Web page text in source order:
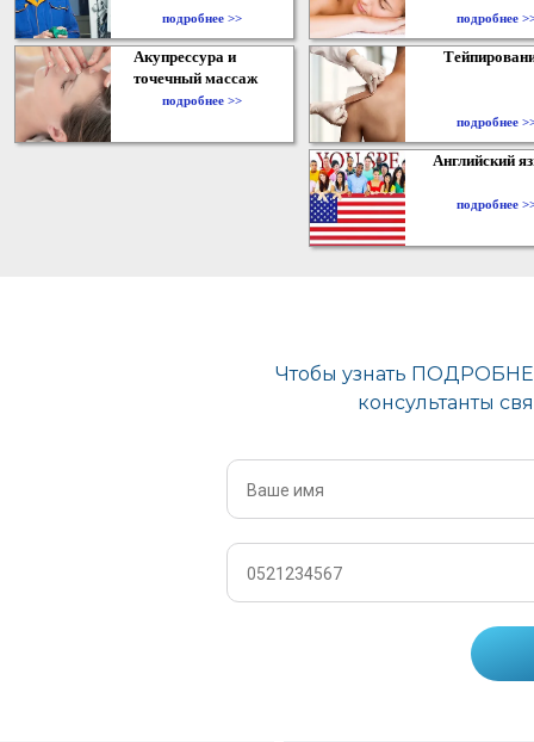
подробнее >> подробнее
Акупрессура и
точечный массаж
подробнее >>
подробнее
Английский
подробнее